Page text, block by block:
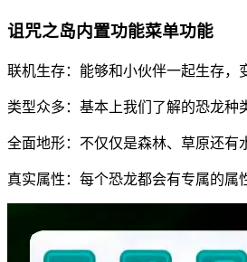
诅咒之岛内置功能菜单功能
联机生存：能够和小伙伴一起生存，
类型众多：基本上我们了解的恐龙种
全面地形：不仅仅是森林、草原还有
真实属性：每个恐龙都会有专属的属